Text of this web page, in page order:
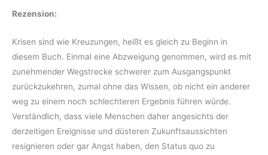
Rezension:
Krisen sind wie Kreuzungen, heißt es gleich zu Beginn in
diesem Buch. Einmal eine Abzweigung genommen, wird es mit
zunehmender Wegstrecke schwerer zum Ausgangspunkt
zurückzukehren, zumal ohne das Wissen, ob nicht ein anderer
weg zu einem noch schlechteren Ergebnis führen würde.
Verständlich, dass viele Menschen daher angesichts der
derzeitigen Ereignisse und düsteren Zukunftsaussichten
resignieren oder gar Angst haben, den Status quo zu